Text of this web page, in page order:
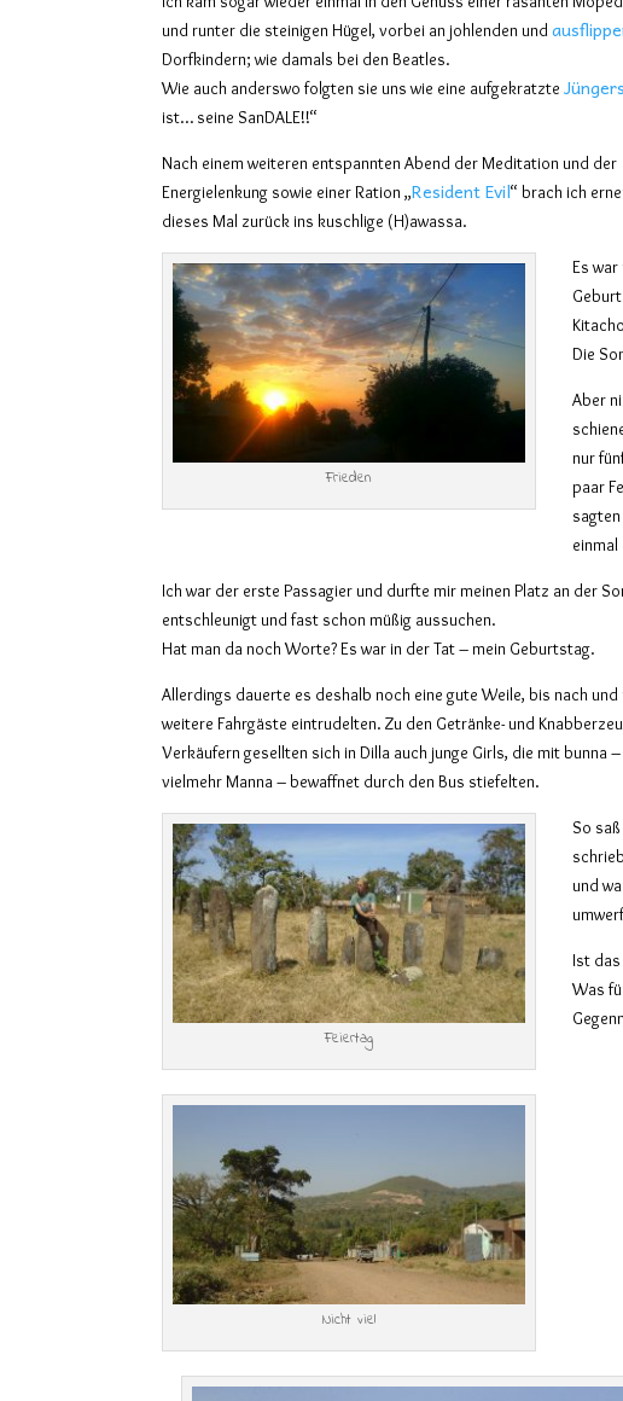
und runter die steinigen Hügel, vorbei an johlenden und
Dorfkindern; wie damals bei den Beatles.
Wie auch anderswo folgten sie uns wie eine aufgekratzte
ist… seine SanDALE!!“
Nach einem weiteren entspannten Abend der Meditation und der
Energielenkung sowie einer Ration „Resident Evil“ brach ich
dieses Mal zurück ins kuschlige (H)awassa.
Frieden
Es
Die
Aber
nur
paar
Ich war der erste Passagier und durfte mir meinen Platz an der
entschleunigt und fast schon müßig aussuchen.
Hat man da noch Worte? Es war in der Tat – mein Geburtstag.
Allerdings dauerte es deshalb noch eine gute Weile, bis nach und
weitere Fahrgäste eintrudelten. Zu den Getränke- und
Verkäufern gesellten sich in Dilla auch junge Girls, die mit bunna
vielmehr Manna – bewaffnet durch den Bus stiefelten.
Feiertag
So
und
Ist
Was
Nicht viel